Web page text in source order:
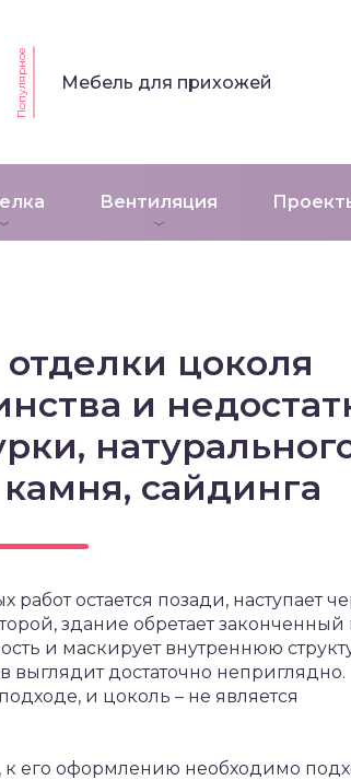
Популярное Мебель для прихожей
Вентиляция
цоколя
и
сайдинга
работ остается позади, наступает
здание обретает законченный
и маскирует внутреннюю
выглядит достаточно неприглядно.
и цоколь – не является
его оформлению необходимо